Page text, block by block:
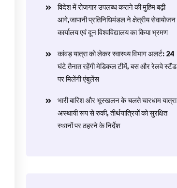
विदेश में रोजगार उपलब्ध कराने की मुहिम बढ़ी
आगे,जापानी प्रतिनिधिमंडल ने क्षेत्रीय सेवायोजन
कार्यालय एवं दून विश्वविद्यालय का किया भ्रमण
​कांवड़ यात्रा को लेकर स्वास्थ्य विभाग अलर्ट: 24
घंटे तैनात रहेंगी मेडिकल टीमें, बस और रेलवे स्टैंड
पर मिलेंगी एंबुलेंस
​भारी बारिश और भूस्खलन के चलते चारधाम यात्रा
अस्थायी रूप से रुकी, तीर्थयात्रियों को सुरक्षित
स्थानों पर ठहरने के निर्देश